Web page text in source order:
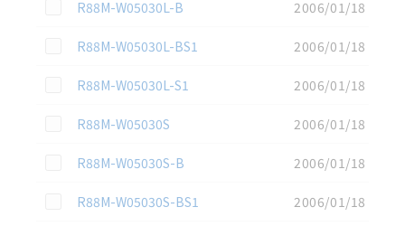
この資料を選択
R88M-W05030L-B
2006/01/18
この資料を選択
R88M-W05030L-BS1
2006/01/18
この資料を選択
R88M-W05030L-S1
2006/01/18
この資料を選択
R88M-W05030S
2006/01/18
この資料を選択
R88M-W05030S-B
2006/01/18
この資料を選択
R88M-W05030S-BS1 2006/01/18